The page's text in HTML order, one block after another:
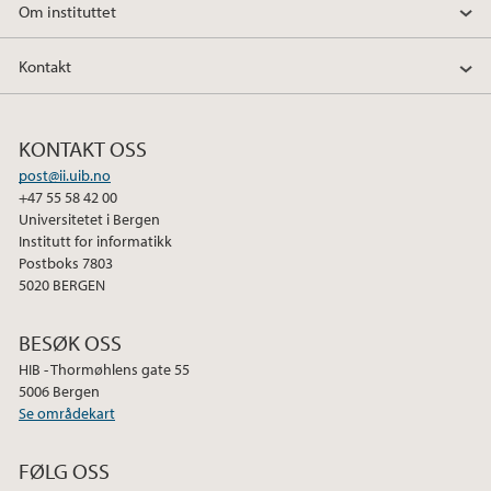
Om instituttet
Kontakt
KONTAKT OSS
post@ii.uib.no
+47 55 58 42 00
Universitetet i Bergen
Institutt for informatikk
Postboks 7803
5020 BERGEN
BESØK OSS
HIB - Thormøhlens gate 55
5006 Bergen
Se områdekart
FØLG OSS